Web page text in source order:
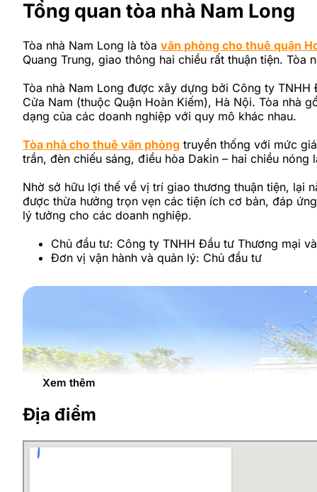
Tổng quan tòa nhà Nam Long
Tòa nhà Nam Long là tòa văn phòng cho thuê quận
Quang Trung, giao thông hai chiều rất thuận tiện.
Tòa nhà Nam Long được xây dựng bởi Công ty
Cửa Nam (thuộc Quận Hoàn Kiếm), Hà Nội. Tòa
dạng của các doanh nghiệp với quy mô khác nhau.
Tòa nhà cho thuê văn phòng truyền thống với mức
trần, đèn chiếu sáng, điều hòa Dakin – hai chiều
Nhờ sở hữu lợi thế về vị trí giao thương thuận tiện, lại
được thừa hưởng trọn vẹn các tiện ích cơ bản, đáp
lý tưởng cho các doanh nghiệp.
Chủ đầu tư: Công ty TNHH Đầu tư Thương mại
Đơn vị vận hành và quản lý: Chủ đầu tư
Xem thêm
Địa điểm